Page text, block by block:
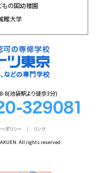
もの国幼稚園
館大学
池袋駅より徒歩3分)
All rights reserved.
ポリシー リンク